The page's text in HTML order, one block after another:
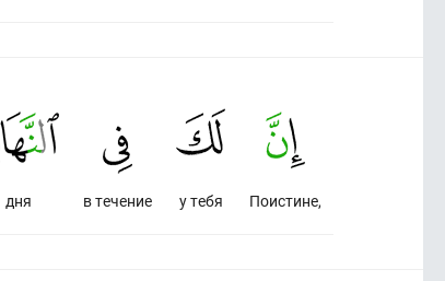
Поистине,
у тебя
в течение
дня